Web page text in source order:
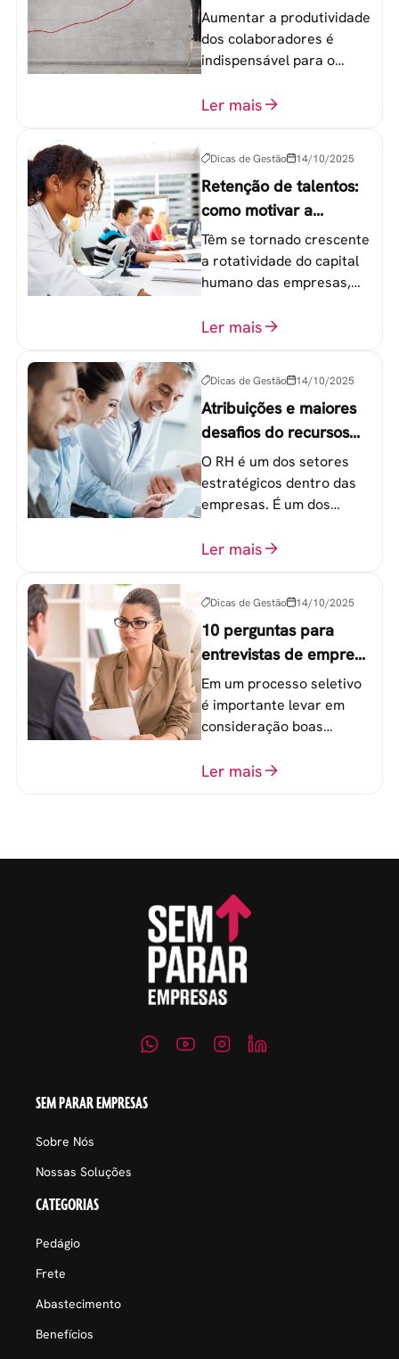
colaboradores
Aumentar a produtividade
dos colaboradores é
indispensável para o
equipe de trabalho. 6
Ler mais
Dicas de Gestão 14/10/2025
Retenção de talentos:
como motivar a
geração Y nas
empresas?
Têm se tornado crescente
a rotatividade do capital
humano das empresas,
colaboradores na faixa de
Ler mais
Dicas de Gestão 14/10/2025
Atribuições e maiores
desafios do recursos
humanos em uma
empresa
O RH é um dos setores
estratégicos dentro das
empresas. É um dos
o atingimento das metas
Ler mais
Dicas de Gestão 14/10/2025
10 perguntas para
entrevistas de emprego
que recrutadores não
devem fazer
Em um processo seletivo
é importante levar em
consideração boas
o perfil do profissional e
Ler mais
SEM PARAR EMPRESAS
Sobre Nós
Nossas Soluções
CATEGORIAS
Pedágio
Frete
Abastecimento
Benefícios